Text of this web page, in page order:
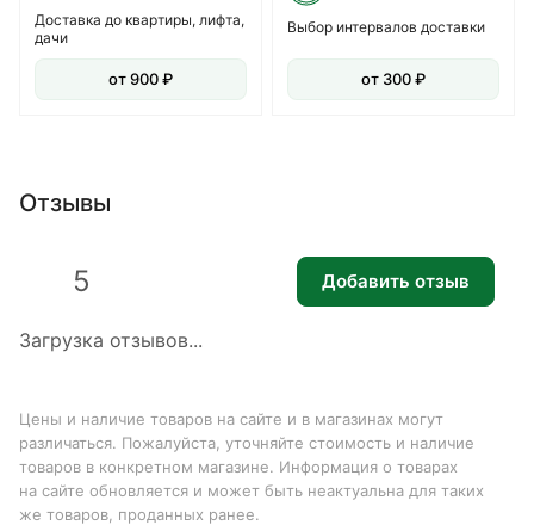
Доставка до квартиры, лифта,
дачи
от 900 ₽
Выбор интервалов доставки
от 300 ₽
Отзывы
Загрузка отзывов...
5 Добавить отзыв
Цены и наличие товаров на сайте и в магазинах могут
различаться. Пожалуйста, уточняйте стоимость и наличие
товаров в конкретном магазине. Информация о товарах
на сайте обновляется и может быть неактуальна для таких
же товаров, проданных ранее.